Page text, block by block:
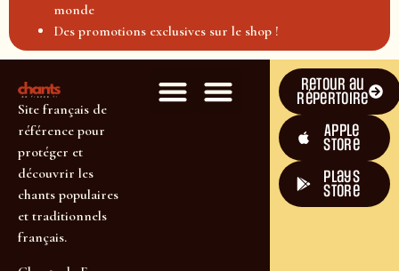
monde
Des promotions exclusives sur le shop !
Site français de
référence pour
protéger et
découvrir les
chants populaires
et traditionnels
français.
Retour au
répertoire
Apple
Store
plays
store